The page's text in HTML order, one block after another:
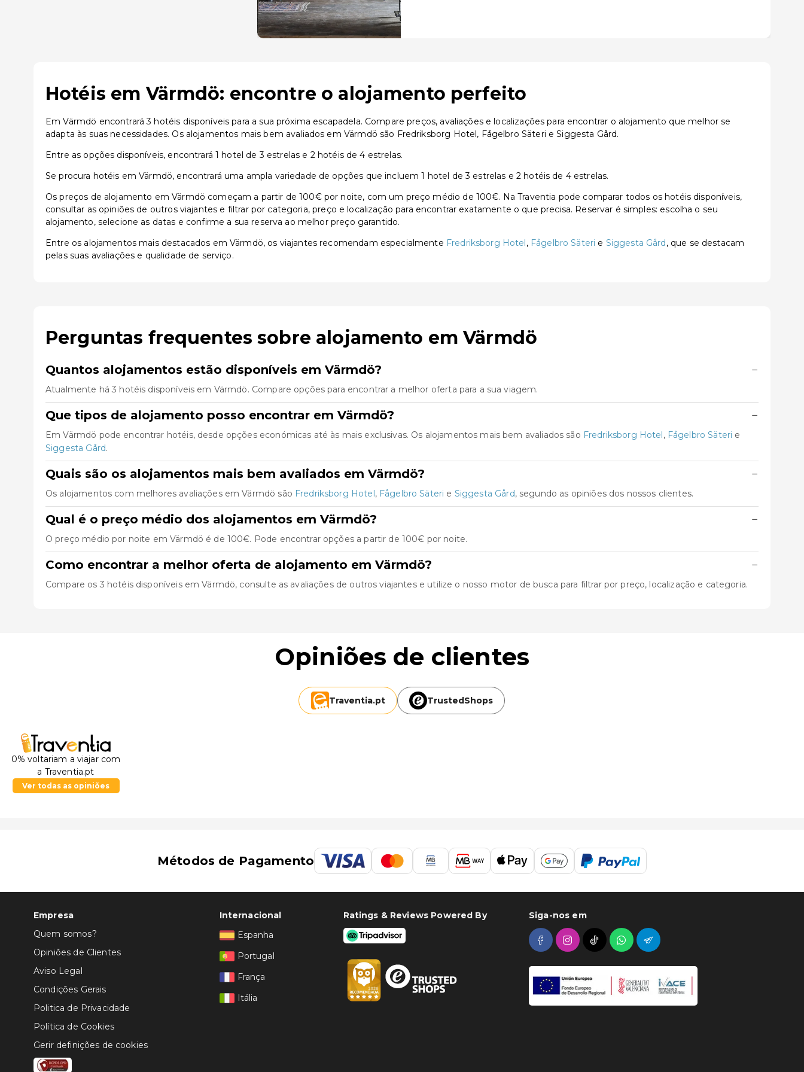
Hotéis em Värmdö: encontre o alojamento perfeito
Em Värmdö encontrará 3 hotéis disponíveis para a sua próxima escapadela. Compare preços, avaliações e localizações para encontrar o alojamento que melhor se
adapta às suas necessidades. Os alojamentos mais bem avaliados em Värmdö são Fredriksborg Hotel, Fågelbro Säteri e Siggesta Gård.
Entre as opções disponíveis, encontrará 1 hotel de 3 estrelas e 2 hotéis de 4 estrelas.
Se procura hotéis em Värmdö, encontrará uma ampla variedade de opções que incluem 1 hotel de 3 estrelas e 2 hotéis de 4 estrelas.
Os preços de alojamento em Värmdö começam a partir de 100€ por noite, com um preço médio de 100€. Na Traventia pode comparar todos os hotéis disponíveis,
consultar as opiniões de outros viajantes e filtrar por categoria, preço e localização para encontrar exatamente o que precisa. Reservar é simples: escolha o seu
alojamento, selecione as datas e confirme a sua reserva ao melhor preço garantido.
Entre os alojamentos mais destacados em Värmdö, os viajantes recomendam especialmente Fredriksborg Hotel, Fågelbro Säteri e Siggesta Gård, que se destacam
pelas suas avaliações e qualidade de serviço.
Perguntas frequentes sobre alojamento em Värmdö
Quantos alojamentos estão disponíveis em Värmdö? −
Atualmente há 3 hotéis disponíveis em Värmdö. Compare opções para encontrar a melhor oferta para a sua viagem.
Que tipos de alojamento posso encontrar em Värmdö? −
Em Värmdö pode encontrar hotéis, desde opções económicas até às mais exclusivas. Os alojamentos mais bem avaliados são Fredriksborg Hotel, Fågelbro Säteri e
Siggesta Gård.
Quais são os alojamentos mais bem avaliados em Värmdö? −
Os alojamentos com melhores avaliações em Värmdö são Fredriksborg Hotel, Fågelbro Säteri e Siggesta Gård, segundo as opiniões dos nossos clientes.
Qual é o preço médio dos alojamentos em Värmdö? −
O preço médio por noite em Värmdö é de 100€. Pode encontrar opções a partir de 100€ por noite.
Como encontrar a melhor oferta de alojamento em Värmdö? −
Compare os 3 hotéis disponíveis em Värmdö, consulte as avaliações de outros viajantes e utilize o nosso motor de busca para filtrar por preço, localização e categoria.
Opiniões de clientes
Traventia.pt TrustedShops
0% voltariam a viajar com
a Traventia.pt
Ver todas as opiniões
Métodos de Pagamento
Empresa
Quem somos?
Opiniões de Clientes
Aviso Legal
Condições Gerais
Politica de Privacidade
Política de Cookies
Gerir definições de cookies
Internacional
Espanha
Portugal
França
Itália
Ratings & Reviews Powered By Siga-nos em